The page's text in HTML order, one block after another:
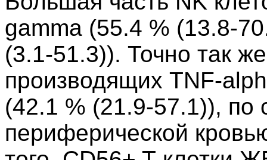
gamma (55.4 % (13.8-
(3.1-51.3)). Точно так
производящих TNF-
(42.1 % (21.9-57.1)), по
периферической